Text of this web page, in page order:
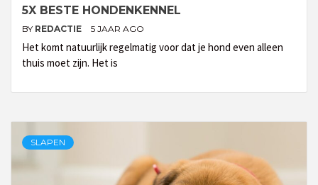
5X BESTE HONDENKENNEL
BY REDACTIE 5 JAAR AGO
Het komt natuurlijk regelmatig voor dat je hond even alleen
thuis moet zijn. Het is
SLAPEN